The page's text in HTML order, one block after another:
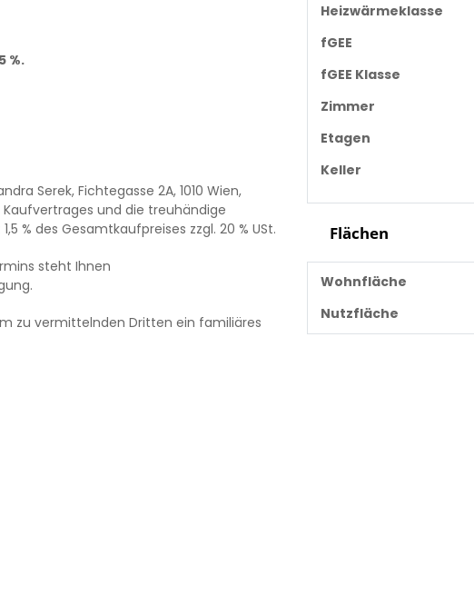
%.
Serek, Fichtegasse 2A, 1010 Wien,
und die treuhändige
% des Gesamtkaufpreises zzgl. 20 % USt.
steht Ihnen
zu vermittelnden Dritten ein familiäres
Heizwärmeklasse
fGEE
fGEE Klasse
Zimmer
Etagen
Keller
Flächen
Wohnfläche
Nutzfläche